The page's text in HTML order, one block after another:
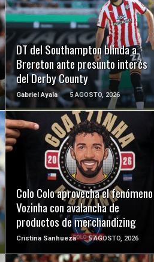
DT del Southampton blinda a
Brereton ante presunto interés
del Derby County
Gabriel Ayala 5 AGOSTO, 2026
LEER MÁS
Colo Colo aprovecha el fenómeno
Vozinha con avalancha de
productos de merchandizing
Cristina Sanhueza 5 AGOSTO, 2026
LEER MÁS